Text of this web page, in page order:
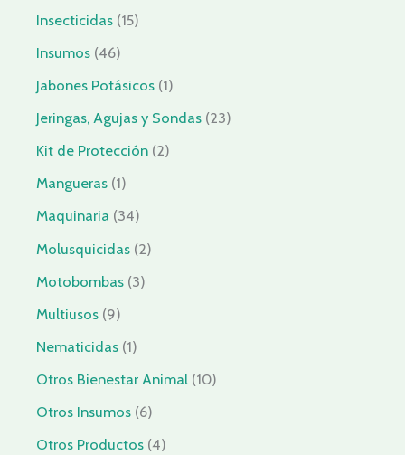
Insecticidas 15
Insumos 46
Jabones Potásicos 1
Jeringas, Agujas y Sondas 23
Kit de Protección 2
Mangueras 1
Maquinaria 34
Molusquicidas 2
Motobombas 3
Multiusos 9
Nematicidas 1
Otros Bienestar Animal 10
Otros Insumos 6
Otros Productos 4